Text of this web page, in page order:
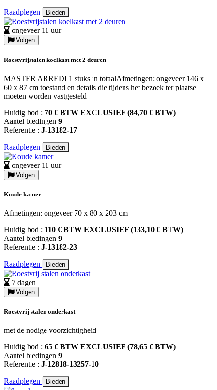
Raadplegen Bieden
ongeveer 11 uur
Volgen
Roestvrijstalen koelkast met 2 deuren
MASTER ARREDI 1 stuks in totaalAfmetingen: ongeveer 146 x
60 x 87 cm toestand en details die tijdens het bezoek ter plaatse
moeten worden vastgesteld
Huidig bod : 70 € BTW EXCLUSIEF (84,70 € BTW)
Aantel biedingen 9
Referentie : J-13182-17
Raadplegen Bieden
ongeveer 11 uur
Volgen
Koude kamer
Afmetingen: ongeveer 70 x 80 x 203 cm
Huidig bod : 110 € BTW EXCLUSIEF (133,10 € BTW)
Aantel biedingen 9
Referentie : J-13182-23
Raadplegen Bieden
7 dagen
Volgen
Roestvrij stalen onderkast
met de nodige voorzichtigheid
Huidig bod : 65 € BTW EXCLUSIEF (78,65 € BTW)
Aantel biedingen 9
Referentie : J-12818-13257-10
Raadplegen Bieden